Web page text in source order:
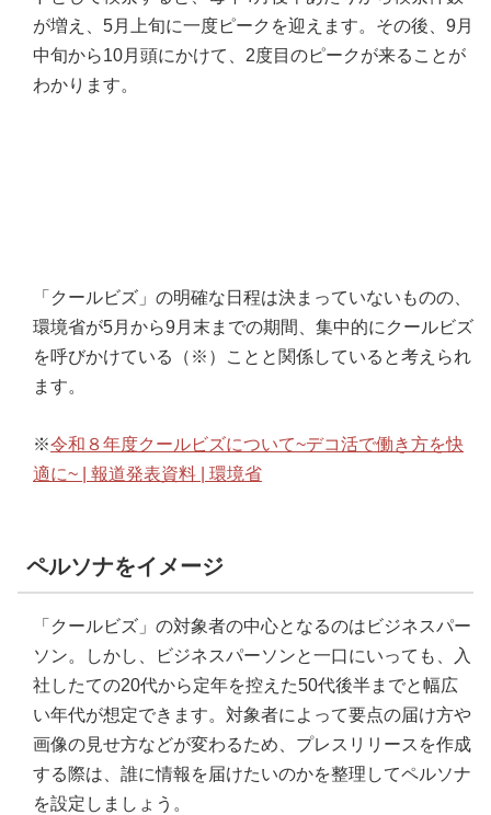
が増え、5月上旬に一度ピークを迎えます。その後、9月
中旬から10月頭にかけて、2度目のピークが来ることが
わかります。
「クールビズ」の明確な日程は決まっていないものの、
環境省が5月から9月末までの期間、集中的にクールビズ
を呼びかけている（※）ことと関係していると考えられ
ます。
※令和８年度クールビズについて~デコ活で働き方を快
適に~ | 報道発表資料 | 環境省
ペルソナをイメージ
「クールビズ」の対象者の中心となるのはビジネスパー
ソン。しかし、ビジネスパーソンと一口にいっても、入
社したての20代から定年を控えた50代後半までと幅広
い年代が想定できます。対象者によって要点の届け方や
画像の見せ方などが変わるため、プレスリリースを作成
する際は、誰に情報を届けたいのかを整理してペルソナ
を設定しましょう。